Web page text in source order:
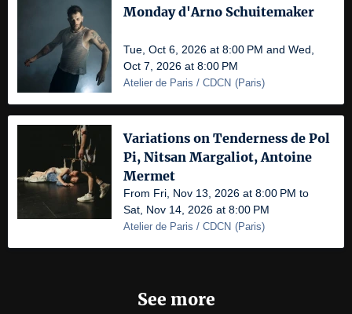
Monday d'Arno Schuitemaker
Tue, Oct 6, 2026 at 8:00 PM and Wed,
Oct 7, 2026 at 8:00 PM
Atelier de Paris / CDCN (Paris)
Variations on Tenderness de Pol
Pi, Nitsan Margaliot, Antoine
Mermet
From Fri, Nov 13, 2026 at 8:00 PM to
Sat, Nov 14, 2026 at 8:00 PM
Atelier de Paris / CDCN (Paris)
See more